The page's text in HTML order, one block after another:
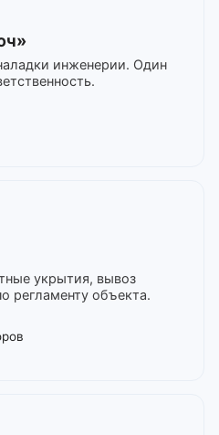
инженерии. Один
укрытия, вывоз
регламенту объекта.